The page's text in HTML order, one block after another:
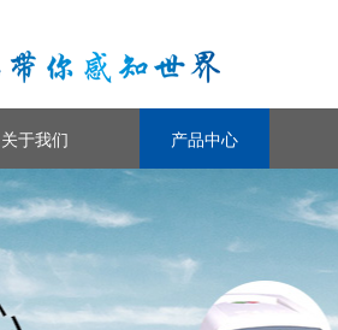
关于我们 产品中心